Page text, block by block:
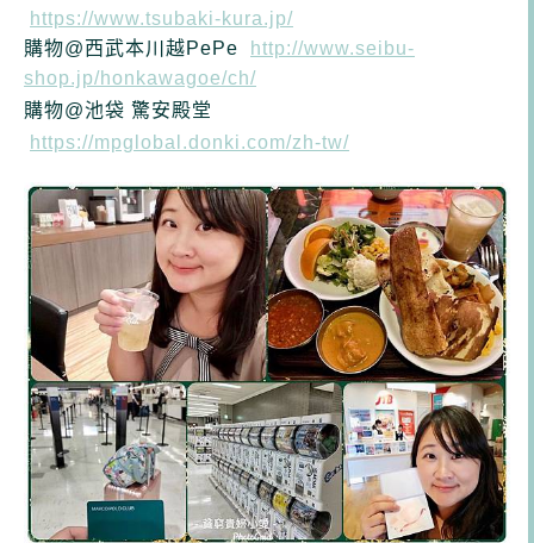
https://www.tsubaki-kura.jp/
購物@西武本川越PePe
http://www.seibu-
shop.jp/honkawagoe/ch/
購物@池袋 驚安殿堂
https://mpglobal.donki.com/zh-tw/